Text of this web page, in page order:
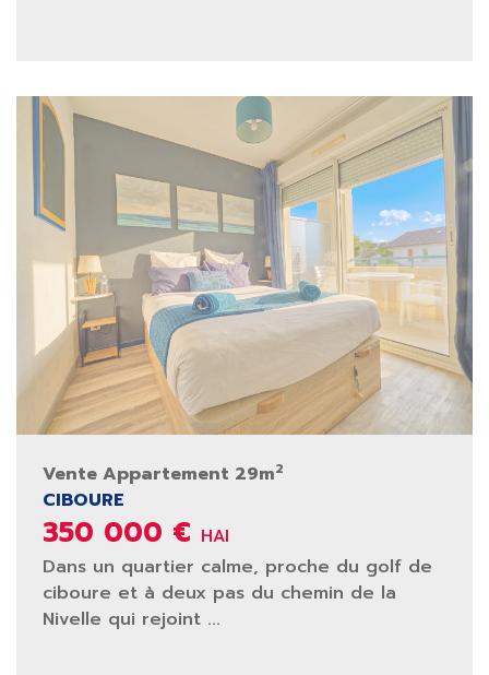
Vente Appartement 29m2
CIBOURE
350 000 € HAI
Dans un quartier calme, proche du golf de
ciboure et à deux pas du chemin de la
Nivelle qui rejoint ...